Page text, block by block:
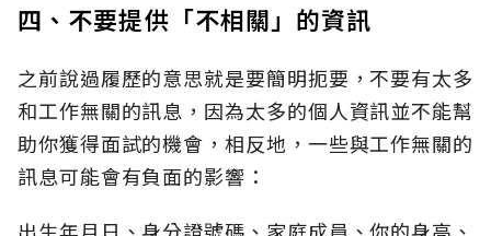
四、不要提供「不相關」的資訊
之前說過履歷的意思就是要簡明扼要，不要有太多
和工作無關的訊息，因為太多的個人資訊並不能幫
助你獲得面試的機會，相反地，一些與工作無關的
訊息可能會有負面的影響：